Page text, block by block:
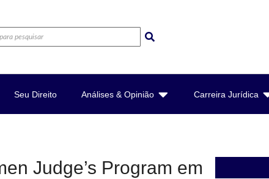
Seu Direito Análises & Opinião Carreira Jurídica
Judge’s Program em